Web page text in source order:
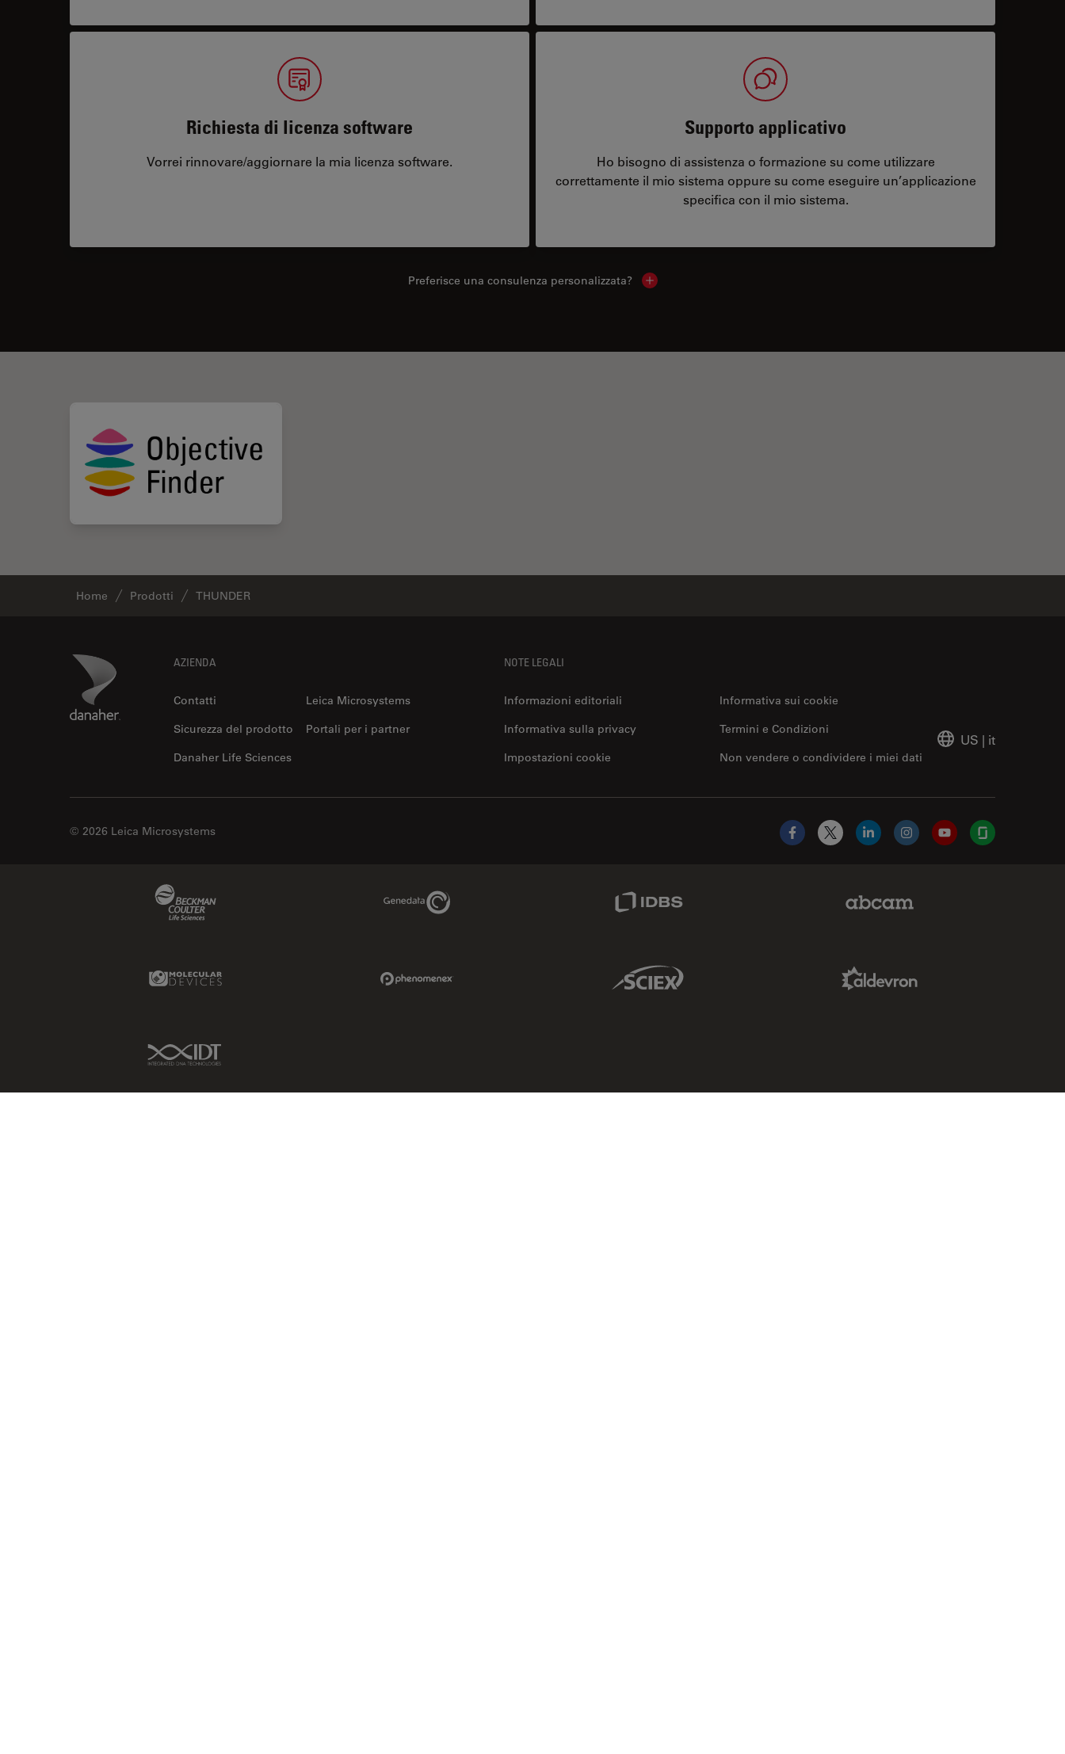
Richiesta di licenza software
Vorrei rinnovare/aggiornare la mia licenza software.
Supporto applicativo
Ho bisogno di assistenza o formazione su come utilizzare
correttamente il mio sistema oppure su come eseguire un’applicazione
specifica con il mio sistema.
Preferisce una consulenza personalizzata? Show local contacts
Home Prodotti THUNDER
Danaher Logo AZIENDA
Contatti
Leica Microsystems
Sicurezza del prodotto
Portali per i partner
Danaher Life Sciences
NOTE LEGALI
Informazioni editoriali
Informativa sui cookie
Informativa sulla privacy
Non vendere o condividere i miei dati
Termini e Condizioni
Impostazioni cookie
US | it
© 2026 Leica Microsystems
Facebook
X LinkedInInstagramYouTubeGlassdoor
Genedata Link
Molecular Devices Link Sciex Link
IDT Link